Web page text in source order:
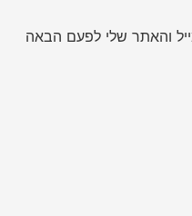
והאתר שלי לפעם הבאה